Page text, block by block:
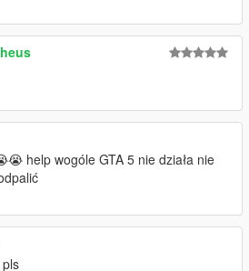
help wogóle GTA 5 nie działa nie